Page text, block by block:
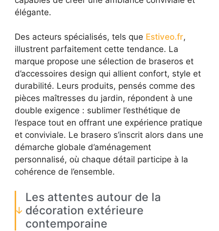
élégante.
Des acteurs spécialisés, tels que Estiveo.fr,
illustrent parfaitement cette tendance. La
marque propose une sélection de braseros et
d’accessoires design qui allient confort, style et
durabilité. Leurs produits, pensés comme des
pièces maîtresses du jardin, répondent à une
double exigence : sublimer l’esthétique de
l’espace tout en offrant une expérience pratique
et conviviale. Le brasero s’inscrit alors dans une
démarche globale d’aménagement
personnalisé, où chaque détail participe à la
cohérence de l’ensemble.
Les attentes autour de la
décoration extérieure
contemporaine